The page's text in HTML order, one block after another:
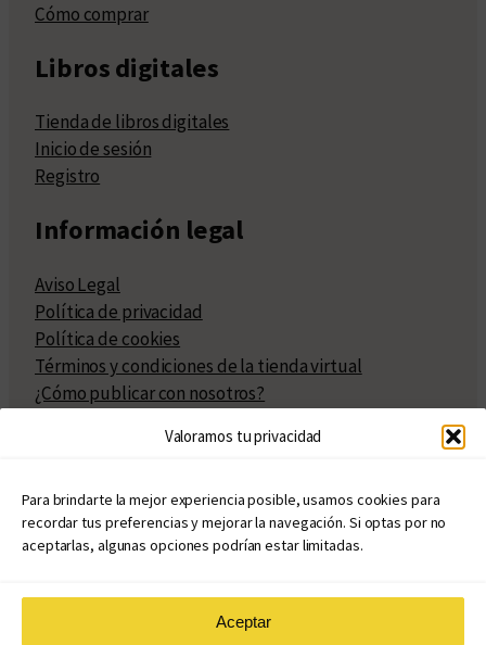
Valoramos tu privacidad
Para brindarte la mejor experiencia posible, usamos cookies para
recordar tus preferencias y mejorar la navegación. Si optas por no
aceptarlas, algunas opciones podrían estar limitadas.
Aceptar
Cómo comprar
Libros digitales
Tienda de libros digitales
Inicio de sesión
Registro
Información legal
Aviso Legal
Política de privacidad
Política de cookies
Términos y condiciones de la tienda virtual
¿Cómo publicar con nosotros?
Políticas de publicación
Políticas de coedición
Atribuciones